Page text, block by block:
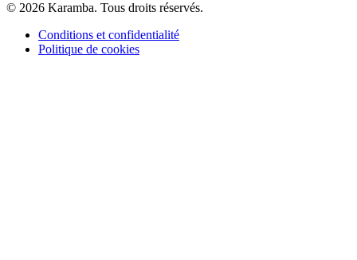
© 2026 Karamba. Tous droits réservés.
Conditions et confidentialité
Politique de cookies